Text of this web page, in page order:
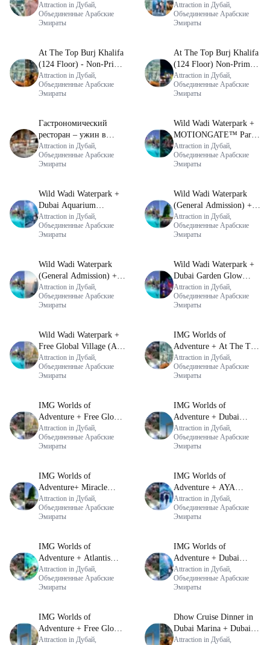
(General Admission)
Attraction in Дубай,
Объединенные Арабские
Эмираты
Time + Desert Safari
(Standard) + Dubai
Aquarium and
Attraction in Дубай,
Объединенные Арабские
Эмираты
At The Top Burj Khalifa
(124 Floor) - Non-Prime
Time + Dhow Cruise
Dinner in Dubai Marina
Attraction in Дубай,
Объединенные Арабские
Эмираты
At The Top Burj Khalifa
(124 Floor) Non-Prime
Time + KidZania -
Economy Pass
Attraction in Дубай,
Объединенные Арабские
Эмираты
Гастрономический
ресторан – ужин в
Atlantis The Royal
Attraction in Дубай,
Объединенные Арабские
Эмираты
Wild Wadi Waterpark +
MOTIONGATE™ Park
With Free Shuttle
Attraction in Дубай,
Объединенные Арабские
Эмираты
Wild Wadi Waterpark +
Dubai Aquarium
Underwater Zoo (Silver
Pass)
Attraction in Дубай,
Объединенные Арабские
Эмираты
Wild Wadi Waterpark
(General Admission) +
Dubai Miracle Garden
Attraction in Дубай,
Объединенные Арабские
Эмираты
Wild Wadi Waterpark
(General Admission) +
Burj Al Arab Tour
Attraction in Дубай,
Объединенные Арабские
Эмираты
Wild Wadi Waterpark +
Dubai Garden Glow
(General Admission)
Attraction in Дубай,
Объединенные Арабские
Эмираты
Wild Wadi Waterpark +
Free Global Village (Any
Day)
Attraction in Дубай,
Объединенные Арабские
Эмираты
IMG Worlds of
Adventure + At The Top
Burj Khalifa (124 Floor)
- Non-Prime Time
Attraction in Дубай,
Объединенные Арабские
Эмираты
IMG Worlds of
Adventure + Free Global
Village (Any Day)
Attraction in Дубай,
Объединенные Арабские
Эмираты
IMG Worlds of
Adventure + Dubai
Frame (General
Admission)
Attraction in Дубай,
Объединенные Арабские
Эмираты
IMG Worlds of
Adventure+ Miracle
Garden
Attraction in Дубай,
Объединенные Арабские
Эмираты
IMG Worlds of
Adventure + AYA
Universe
Attraction in Дубай,
Объединенные Арабские
Эмираты
IMG Worlds of
Adventure + Atlantis
Aquaventure Flexible
Day Pass
Attraction in Дубай,
Объединенные Арабские
Эмираты
IMG Worlds of
Adventure + Dubai
Aquarium Underwater
Zoo (Silver Pass)
Attraction in Дубай,
Объединенные Арабские
Эмираты
IMG Worlds of
Adventure + Free Global
Village (Any Day) +
Attraction in Дубай,
Dhow Cruise Dinner in
Dubai Marina + Dubai
Frame (General
Attraction in Дубай,